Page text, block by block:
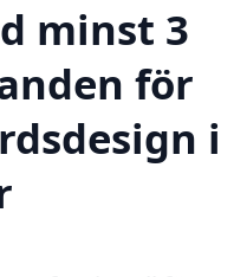
minst 3
för
i